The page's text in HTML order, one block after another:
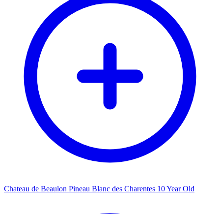
Chateau de Beaulon Pineau Blanc des Charentes 10 Year Old